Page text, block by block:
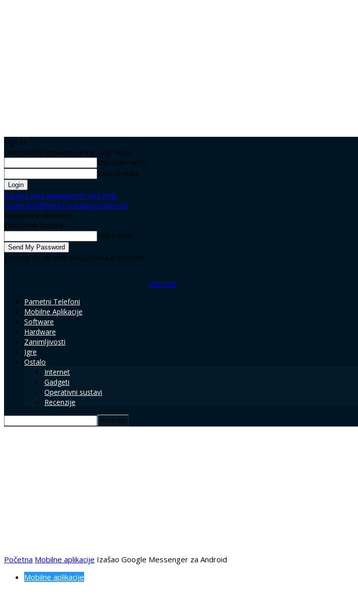
Sign in
Dobrodošli! Prijavite se na svoj račun
Vaš username
vaša lozinka
Forgot your password? Get help
Uvjeti korištenja i pravila privatnosti
Password recovery
Oporavak lozinke
Vaš e-mail
Lozinka će se vam biti poslana e-poštom.
Vidi više
Pametni Telefoni
Mobilne Aplikacije
Software
Hardware
Zanimljivosti
Igre
Ostalo
Internet
Gadgeti
Operativni sustavi
Recenzije
Početna Mobilne aplikacije Izašao Google Messenger za Android
Mobilne aplikacije